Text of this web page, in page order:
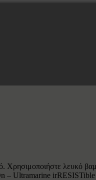
Χρησιμοποιήστε λευκό
– Ultramarine